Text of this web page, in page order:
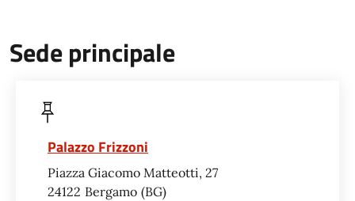
Sede principale
Palazzo Frizzoni
Piazza Giacomo Matteotti, 27
24122 Bergamo BG